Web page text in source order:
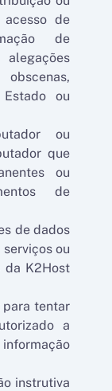
de
de
ou
ou
que
ou
de
de dados
ou
da K2Host
para tentar
a
instrutiva